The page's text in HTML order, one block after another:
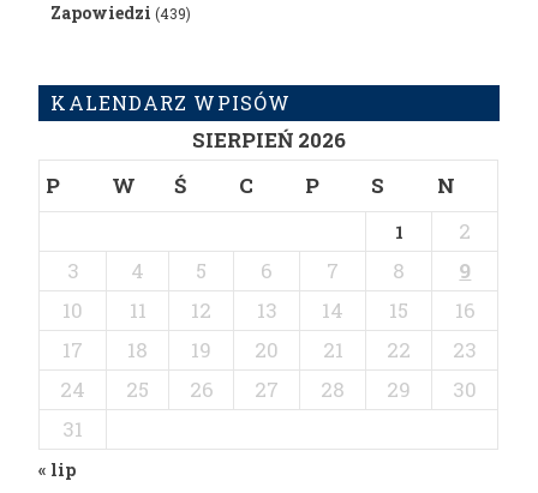
Zapowiedzi (439)
KALENDARZ WPISÓW
SIERPIEŃ 2026
P
W Ś C P S N
1
2
3
4 5 6 7 8
9
10
11 12 13 14 15
16
17
18 19 20 21 22
23
24
25 26 27 28 29
30
31
« lip